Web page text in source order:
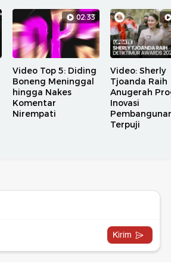
02:33
Video Top 5: Diding
Boneng Meninggal
hingga Nakes
Komentar
Nirempati
Video: Sherly
Tjoanda Raih
Anugerah
Inovasi
Terpuji